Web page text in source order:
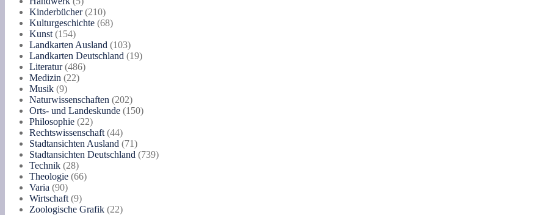
Produkte
Kinderbücher 210210
Produkte
Kulturgeschichte 6868
Kunst 154154
Produkte
Landkarten Ausland 103103
Produkte
Landkarten Deutschland 1919
Literatur 486486
Medizin 2222
Musik 99
Produkte
Naturwissenschaften 202202
Produkte
Orts- und Landeskunde 150150
Philosophie 2222
Produkte
Rechtswissenschaft 4444
Produkte
Stadtansichten Ausland 7171
Produkte
Stadtansichten Deutschland 739739
Technik 2828
Produkte
Theologie 6666
Varia 9090
Produkte
Wirtschaft 99
Produkte
Zoologische Grafik 2222